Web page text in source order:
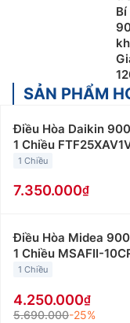
SẢN PHẨM
Điều Hòa Daikin
1 Chiều
1 Chiều
7.350.000
Điều Hòa Midea
1 Chiều MSAFII-
1 Chiều
4.250.000
5.690.000-25%